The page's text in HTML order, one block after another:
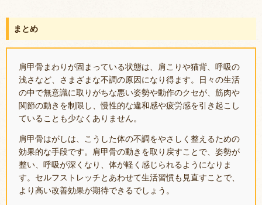
まとめ
肩甲骨まわりが固まっている状態は、肩こりや猫背、呼吸の
浅さなど、さまざまな不調の原因になり得ます。日々の生活
の中で無意識に取りがちな悪い姿勢や動作のクセが、筋肉や
関節の動きを制限し、慢性的な違和感や疲労感を引き起こし
ていることも少なくありません。
肩甲骨はがしは、こうした体の不調をやさしく整えるための
効果的な手段です。肩甲骨の動きを取り戻すことで、姿勢が
整い、呼吸が深くなり、体が軽く感じられるようになりま
す。セルフストレッチとあわせて生活習慣も見直すことで、
より高い改善効果が期待できるでしょう。